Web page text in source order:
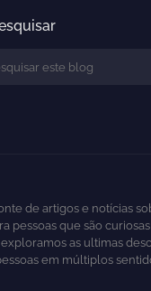
de artigos e notícias
pessoas que são
as ultimas
em múltiplos